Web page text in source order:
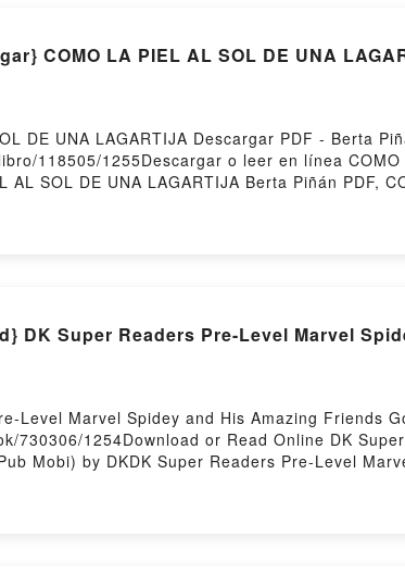
PARA SUPERAR LOS RETOS DE
COMO LA PIEL AL SOL DE UNA
DE UNA LAGARTIJA Descargar PDF - Berta
118505/1255Descargar o leer en línea
AL SOL DE UNA LAGARTIJA Berta Piñán PDF,
Piñán VK, COMO LA PIEL AL SOL DE UNA
DK Super Readers Pre-Level Marvel
Level Marvel Spidey and His Amazing Friends
730306/1254Download or Read Online DK
Mobi) by DKDK Super Readers Pre-Level
Read Online, DK Super Readers Pre-Level